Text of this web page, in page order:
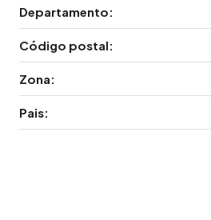
Departamento:
Código postal:
Zona:
Pais: